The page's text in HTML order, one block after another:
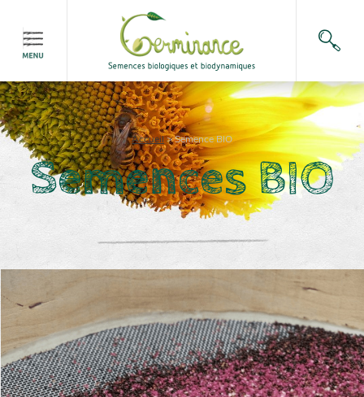
Accueil>Semence BIO
Semences BIO